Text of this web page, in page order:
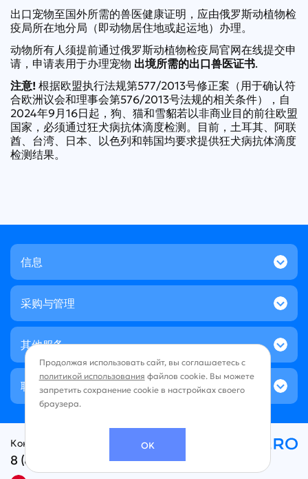
出口宠物至国外所需的兽医健康证明，应由俄罗斯动植物检
疫局所在地分局（即动物居住地或起运地）办理。
动物所有人须提前通过俄罗斯动植物检疫局官网在线提交申
请，申请表用于办理宠物 出境所需的出口兽医证书.
注意! 根据欧盟执行法规第577/2013号修正案（用于确认符
合欧洲议会和理事会第576/2013号法规的相关条件），自
2024年9月16日起，狗、猫和雪貂若以非商业目的前往欧盟
国家，必须通过狂犬病抗体滴度检测。目前，土耳其、阿联
酋、台湾、日本、以色列和韩国均要求提供狂犬病抗体滴度
检测结果。
信息
采购与管理
其他服务
联系方式
Контакт-центр:
8 (800) 707-49-96
Продолжая использовать сайт, вы соглашаетесь с
политикой использования файлов cookie. Вы можете
запретить сохранение cookie в настройках своего
браузера.
OK